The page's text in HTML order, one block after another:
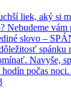
liek, aký si
Nebudeme
slovo –
spánku
Navyše,
hodín počas